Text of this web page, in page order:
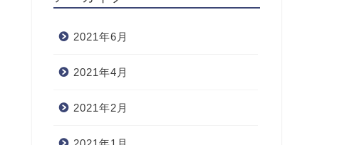
2021年6月
2021年4月
2021年2月